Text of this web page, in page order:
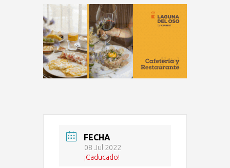
FECHA
08 Jul 2022
¡Caducado!